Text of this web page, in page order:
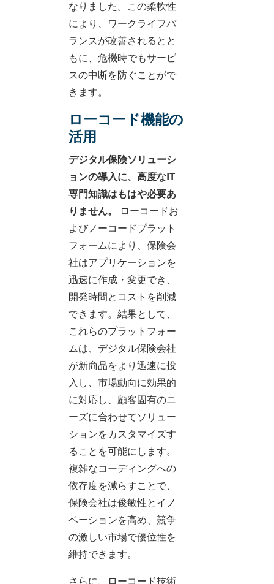
なりました。この柔軟性
により、ワークライフバ
ランスが改善されるとと
もに、危機時でもサービ
スの中断を防ぐことがで
きます。
ローコード機能の
活用
デジタル保険ソリューシ
ョンの導入に、高度なIT
専門知識はもはや必要あ
りません。
ローコードお
よびノーコードプラット
フォームにより、保険会
社はアプリケーションを
迅速に作成・変更でき、
開発時間とコストを削減
できます。結果として、
これらのプラットフォー
ムは、デジタル保険会社
が新商品をより迅速に投
入し、市場動向に効果的
に対応し、顧客固有のニ
ーズに合わせてソリュー
ションをカスタマイズす
ることを可能にします。
複雑なコーディングへの
依存度を減らすことで、
保険会社は俊敏性とイノ
ベーションを高め、競争
の激しい市場で優位性を
維持できます。
さらに、ローコード技術